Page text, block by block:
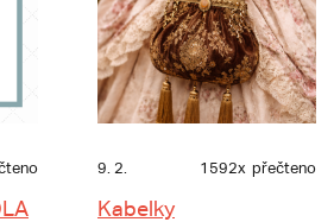
9. 2. 1592x přečteno
Kabelky